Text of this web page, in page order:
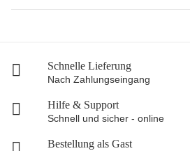
Schnelle Lieferung
Nach Zahlungseingang
Hilfe & Support
Schnell und sicher - online
Bestellung als Gast